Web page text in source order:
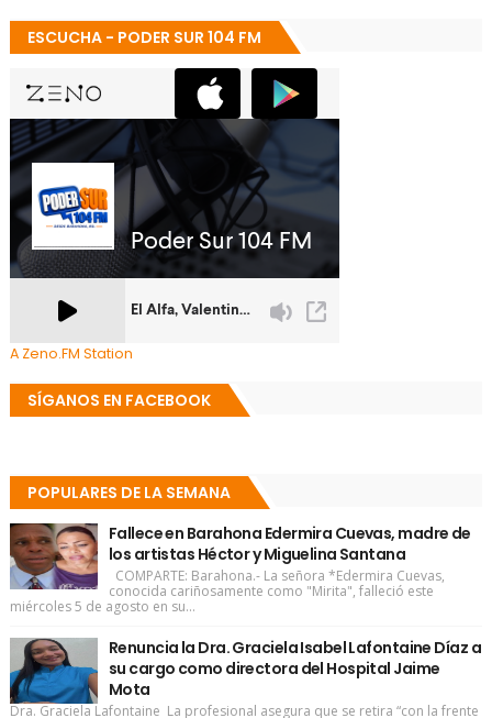
ESCUCHA - PODER SUR 104 FM
A Zeno.FM Station
SÍGANOS EN FACEBOOK
POPULARES DE LA SEMANA
Fallece en Barahona Edermira Cuevas, madre de
los artistas Héctor y Miguelina Santana
COMPARTE: Barahona.- La señora *Edermira Cuevas,
conocida cariñosamente como "Mirita", falleció este
miércoles 5 de agosto en su...
Renuncia la Dra. Graciela Isabel Lafontaine Díaz a
su cargo como directora del Hospital Jaime
Mota
Dra. Graciela Lafontaine La profesional asegura que se retira “con la frente